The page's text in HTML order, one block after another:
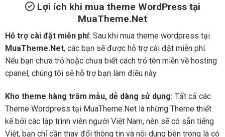
Lợi ích khi mua theme WordPress tại
MuaTheme.Net
Hỗ trợ cài đặt miễn phí: Sau khi mua theme wordpress tại
MuaTheme.Net, các bạn sẽ được hỗ trợ cài đặt miễn phí.
Nếu bạn chưa trỏ hoặc chưa biết cách trỏ tên miền về hosting
cpanel, chúng tôi sẽ hỗ trợ bạn làm điều này.
Kho theme hàng trăm mẫu, dễ dàng sử dụng: Tất cả các
Theme Wordpress tại MuaTheme.Net là những Theme thiết
kế bởi các lập trình viên người Việt Nam, nên sẽ có sẵn tiếng
Việt, bạn chỉ cần thay đổi thông tin và nội dung bên trong là có